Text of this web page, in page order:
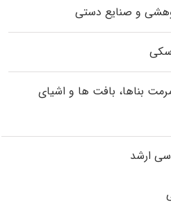
و صنایع دستی
بناها، بافت‌ ها و اشیای
ارشد